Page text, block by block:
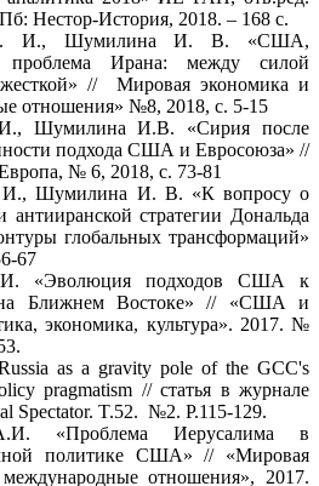
Нестор-История, 2018. – 168 с.
И., Шумилина И. В. «США,
Ирана: между силой
// Мировая экономика и
отношения» №8, 2018, с. 5-15
Шумилина И.В. «Сирия после
подхода США и Евросоюза» //
№ 6, 2018, с. 73-81
Шумилина И. В. «К вопросу о
антииранской стратегии Дональда
глобальных трансформаций»
67
«Эволюция подходов США к
на Ближнем Востоке» // «США и
экономика, культура». 2017. №
as a gravity pole of the GCC's
pragmatism // статья в журнале
Spectator. T.52. №2. P.115-129.
«Проблема Иерусалима в
политике США» // «Мировая
отношения», 2017.